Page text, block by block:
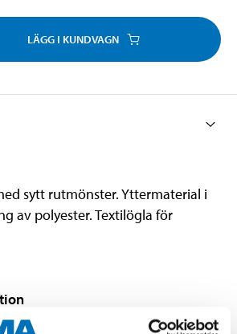
LÄGG I KUNDVAGN
sytt rutmönster. Yttermaterial i
av polyester. Textilögla för